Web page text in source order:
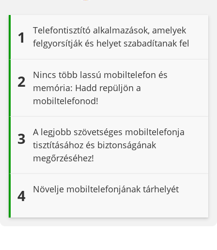
1
Telefontisztító alkalmazások, amelyek
felgyorsítják és helyet szabadítanak fel
2
Nincs több lassú mobiltelefon és
memória: Hadd repüljön a
mobiltelefonod!
3
A legjobb szövetséges mobiltelefonja
tisztításához és biztonságának
megőrzéséhez!
4 Növelje mobiltelefonjának tárhelyét